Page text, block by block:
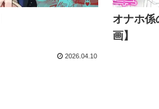
2026.04.10
オナホ係
画】